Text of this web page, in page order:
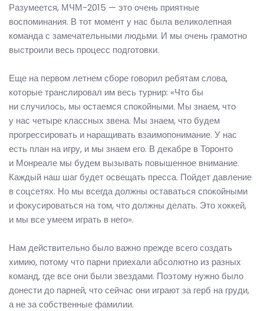
Разумеется, МЧМ-2015 — это очень приятные
воспоминания. В тот момент у нас была великолепная
команда с замечательными людьми. И мы очень грамотно
выстроили весь процесс подготовки.
Еще на первом летнем сборе говорил ребятам слова,
которые транслировал им весь турнир: «Что бы
ни случилось, мы остаемся спокойными. Мы знаем, что
у нас четыре классных звена. Мы знаем, что будем
прогрессировать и наращивать взаимопонимание. У нас
есть план на игру, и мы знаем его. В декабре в Торонто
и Монреале мы будем вызывать повышенное внимание.
Каждый наш шаг будет освещать пресса. Пойдет давление
в соцсетях. Но мы всегда должны оставаться спокойными
и фокусироваться на том, что должны делать. Это хоккей,
и мы все умеем играть в него».
Нам действительно было важно прежде всего создать
химию, потому что парни приехали абсолютно из разных
команд, где все они были звездами. Поэтому нужно было
донести до парней, что сейчас они играют за герб на груди,
а не за собственные фамилии.